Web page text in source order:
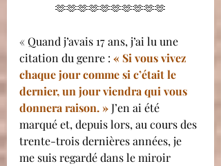
🫶🫶🫶🫶🫶🫶🫶🫶🫶🫶
« Quand j’avais 17 ans, j’ai lu une
citation du genre : « Si vous vivez
chaque jour comme si c’était le
dernier, un jour viendra qui vous
donnera raison. » J’en ai été
marqué et, depuis lors, au cours des
trente-trois dernières années, je
me suis regardé dans le miroir